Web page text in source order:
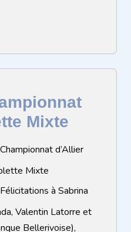
Mixte
d’Allier
Mixte
Félicitations à Sabrina
Valentin Latorre et
Bellerivoise),